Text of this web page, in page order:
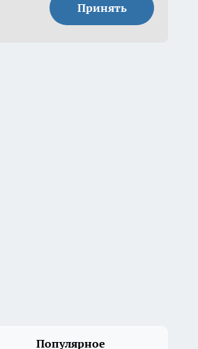
Принять
Популярное